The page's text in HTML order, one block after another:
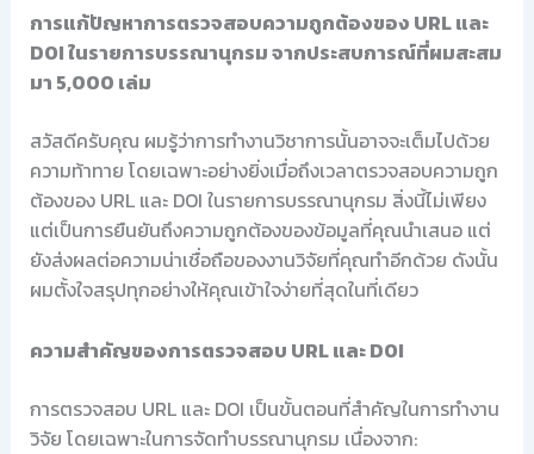
การแก้ปัญหาการตรวจสอบความถูกต้องของ URL และ
DOI ในรายการบรรณานุกรม จากประสบการณ์ที่ผมสะสม
มา 5,000 เล่ม
สวัสดีครับคุณ ผมรู้ว่าการทำงานวิชาการนั้นอาจจะเต็มไปด้วย
ความท้าทาย โดยเฉพาะอย่างยิ่งเมื่อถึงเวลาตรวจสอบความถูก
ต้องของ URL และ DOI ในรายการบรรณานุกรม สิ่งนี้ไม่เพียง
แต่เป็นการยืนยันถึงความถูกต้องของข้อมูลที่คุณนำเสนอ แต่
ยังส่งผลต่อความน่าเชื่อถือของงานวิจัยที่คุณทำอีกด้วย ดังนั้น
ผมตั้งใจสรุปทุกอย่างให้คุณเข้าใจง่ายที่สุดในที่เดียว
ความสำคัญของการตรวจสอบ URL และ DOI
การตรวจสอบ URL และ DOI เป็นขั้นตอนที่สำคัญในการทำงาน
วิจัย โดยเฉพาะในการจัดทำบรรณานุกรม เนื่องจาก: